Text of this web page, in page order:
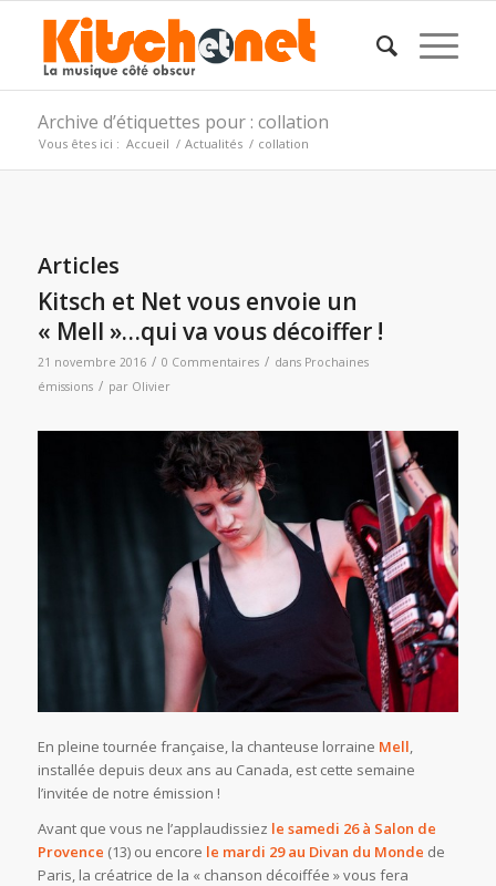
Archive d’étiquettes pour : collation
Vous êtes ici : Accueil / Actualités / collation
Articles
Kitsch et Net vous envoie un
« Mell »…qui va vous décoiffer !
21 novembre 2016 / 0 Commentaires / dans Prochaines
émissions / par Olivier
En pleine tournée française, la chanteuse lorraine Mell,
installée depuis deux ans au Canada, est cette semaine
l’invitée de notre émission !
Avant que vous ne l’applaudissiez le samedi 26 à Salon de
Provence (13) ou encore le mardi 29 au Divan du Monde de
Paris, la créatrice de la « chanson décoiffée » vous fera